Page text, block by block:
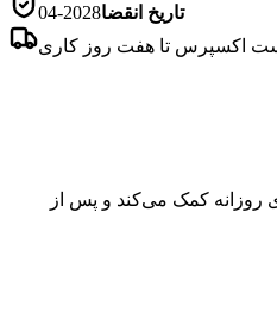
تاریخ انقضا2028-04
اکسپرس تا هفت روز کاری
روزانه کمک می‌کند و پس از